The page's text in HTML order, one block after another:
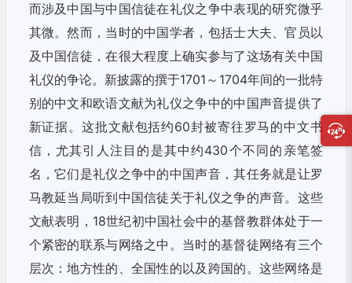
而涉及中国与中国信徒在礼仪之争中表现的研究微乎
其微。然而，当时的中国学者，包括士大夫、官员以
及中国信徒，在很大程度上确实参与了这场有关中国
礼仪的争论。新披露的撰于1701～1704年间的一批特
别的中文和欧语文献为礼仪之争中的中国声音提供了
新证据。这批文献包括约60封被寄往罗马的中文书
信，尤其引人注目的是其中约430个不同的亲笔签
名，它们是礼仪之争中的中国声音，其任务就是让罗
马教延当局听到中国信徒关于礼仪之争的声音。这些
文献表明，18世纪初中国社会中的基督教群体处于一
个紧密的联系与网络之中。当时的基督徒网络有三个
层次：地方性的、全国性的以及跨国的。这些网络是